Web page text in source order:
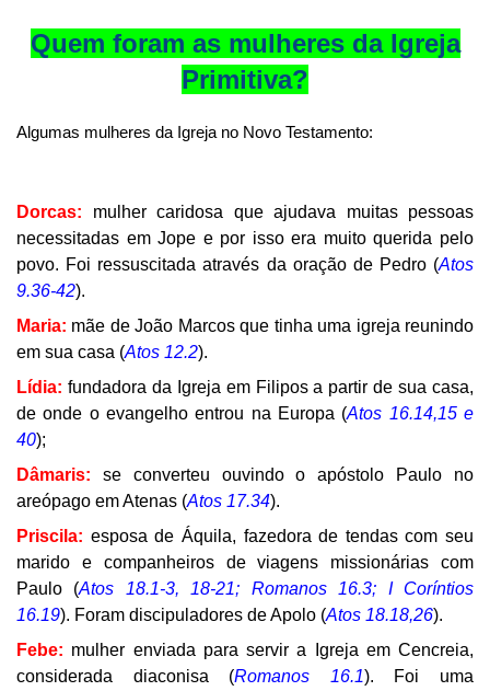
Quem foram as mulheres da Igreja
Primitiva?
Algumas mulheres da Igreja no Novo Testamento:
Dorcas: mulher caridosa que ajudava muitas pessoas
necessitadas em Jope e por isso era muito querida pelo
povo. Foi ressuscitada através da oração de Pedro (Atos
9.36-42).
Maria: mãe de João Marcos que tinha uma igreja reunindo
em sua casa (Atos 12.2).
Lídia: fundadora da Igreja em Filipos a partir de sua casa,
de onde o evangelho entrou na Europa (Atos 16.14,15 e
40);
Dâmaris: se converteu ouvindo o apóstolo Paulo no
areópago em Atenas (Atos 17.34).
Priscila: esposa de Áquila, fazedora de tendas com seu
marido e companheiros de viagens missionárias com
Paulo (Atos 18.1-3, 18-21; Romanos 16.3; I Coríntios
16.19). Foram discipuladores de Apolo (Atos 18.18,26).
Febe: mulher enviada para servir a Igreja em Cencreia,
considerada diaconisa (Romanos 16.1). Foi uma